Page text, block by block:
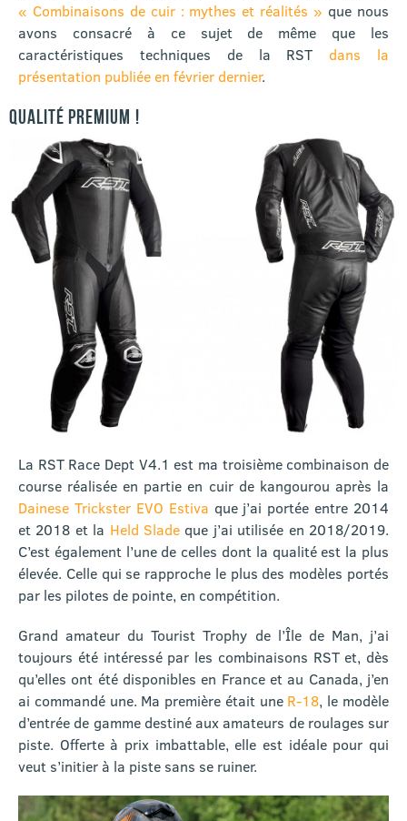
« Combinaisons de cuir : mythes et réalités » que nous
avons consacré à ce sujet de même que les
caractéristiques techniques de la RST dans la
présentation publiée en février dernier.
QUALITÉ PREMIUM !
La RST Race Dept V4.1 est ma troisième combinaison de
course réalisée en partie en cuir de kangourou après la
Dainese Trickster EVO Estiva que j’ai portée entre 2014
et 2018 et la Held Slade que j’ai utilisée en 2018/2019.
C’est également l’une de celles dont la qualité est la plus
élevée. Celle qui se rapproche le plus des modèles portés
par les pilotes de pointe, en compétition.
Grand amateur du Tourist Trophy de l’Île de Man, j’ai
toujours été intéressé par les combinaisons RST et, dès
qu’elles ont été disponibles en France et au Canada, j’en
ai commandé une. Ma première était une R-18, le modèle
d’entrée de gamme destiné aux amateurs de roulages sur
piste. Offerte à prix imbattable, elle est idéale pour qui
veut s’initier à la piste sans se ruiner.